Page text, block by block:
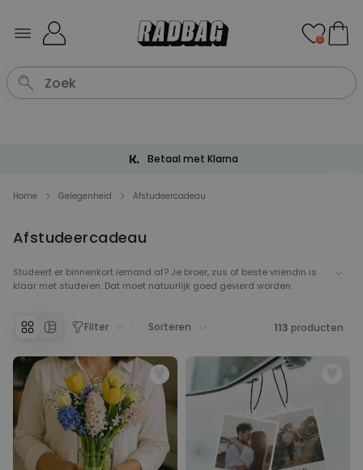
0
Betaal met Klarna
Home Gelegenheid Afstudeercadeau
Afstudeercadeau
Studeert er binnenkort iemand af? Je broer, zus of beste vriendin is
klaar met studeren. Dat moet natuurlijk goed gevierd worden.
wijnglas uit de fles. Diegene mag dan wel geen student meer zijn,
Filter Sorteren 113 producten